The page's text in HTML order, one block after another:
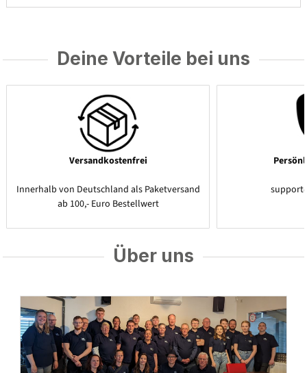
Deine Vorteile bei uns
Versandkostenfrei
Innerhalb von Deutschland als Paketversand
ab 100,- Euro Bestellwert
Über uns